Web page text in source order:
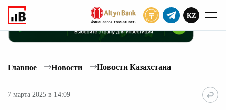
KZ
Главное Новости Новости Казахстана
7 марта 2025 в 14:09